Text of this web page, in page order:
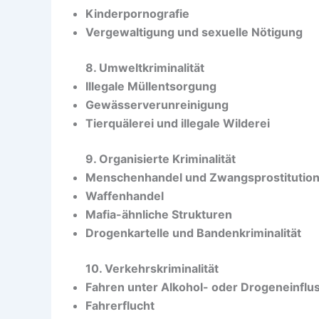
Kinderpornografie
Vergewaltigung und sexuelle Nötigung
8. Umweltkriminalität
Illegale Müllentsorgung
Gewässerverunreinigung
Tierquälerei und illegale Wilderei
9. Organisierte Kriminalität
Menschenhandel und Zwangsprostitution
Waffenhandel
Mafia-ähnliche Strukturen
Drogenkartelle und Bandenkriminalität
10. Verkehrskriminalität
Fahren unter Alkohol- oder
Fahrerflucht